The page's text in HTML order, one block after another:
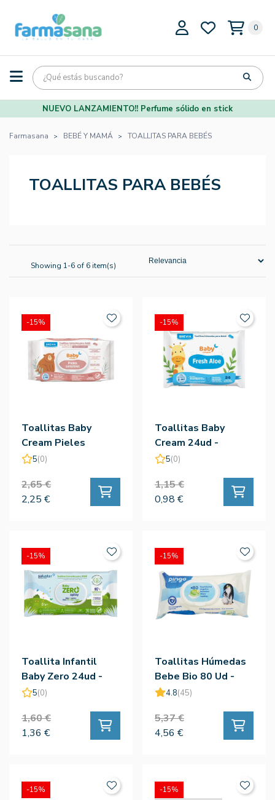
0
NUEVO LANZAMIENTO!! Perfume sólido en stick
Farmasana BEBÉ Y MAMÁ TOALLITAS PARA BEBÉS
TOALLITAS PARA BEBÉS
Showing 1-6 of 6 item(s)
Toallitas Baby
Cream Pieles
Sensibles 80ud -
5(0)
2,65 €
2,25 €
-15%
Toallitas Baby
Cream 24ud -
Salustar
5(0)
1,15 €
0,98 €
-15%
Toallita Infantil
Baby Zero 24ud -
Salustar
5(0)
1,60 €
1,36 €
-15%
Toallitas Húmedas
Bebe Bio 80 Ud -
Pingo
4.8(45)
5,37 €
4,56 €
-15%
-15%
-15%